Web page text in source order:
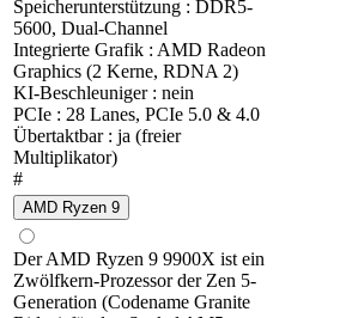
Speicherunterstützung : DDR5-
5600, Dual-Channel
Integrierte Grafik : AMD Radeon
Graphics (2 Kerne, RDNA 2)
KI-Beschleuniger : nein
PCIe : 28 Lanes, PCIe 5.0 & 4.0
Übertaktbar : ja (freier
Multiplikator)
#
AMD Ryzen 9
Der AMD Ryzen 9 9900X ist ein
Zwölfkern-Prozessor der Zen 5-
Generation (Codename Granite